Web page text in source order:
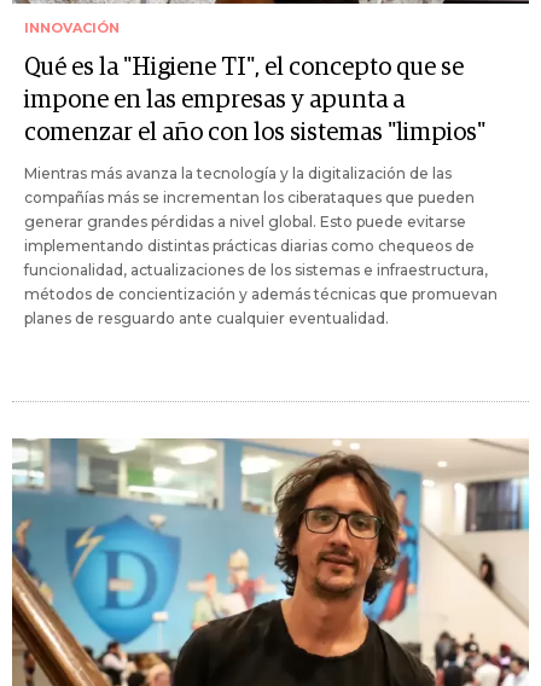
INNOVACIÓN
Qué es la "Higiene TI", el concepto que se
impone en las empresas y apunta a
comenzar el año con los sistemas "limpios"
Mientras más avanza la tecnología y la digitalización de las
compañías más se incrementan los ciberataques que pueden
generar grandes pérdidas a nivel global. Esto puede evitarse
implementando distintas prácticas diarias como chequeos de
funcionalidad, actualizaciones de los sistemas e infraestructura,
métodos de concientización y además técnicas que promuevan
planes de resguardo ante cualquier eventualidad.